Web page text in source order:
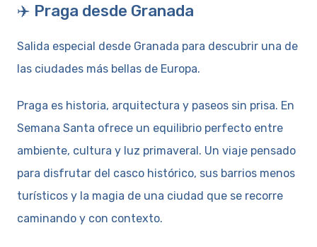
✈️ Praga desde Granada
Salida especial desde Granada para descubrir una de
las ciudades más bellas de Europa.
Praga es historia, arquitectura y paseos sin prisa. En
Semana Santa ofrece un equilibrio perfecto entre
ambiente, cultura y luz primaveral. Un viaje pensado
para disfrutar del casco histórico, sus barrios menos
turísticos y la magia de una ciudad que se recorre
caminando y con contexto.